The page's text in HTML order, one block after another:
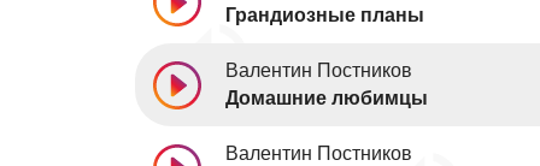
Грандиозные планы
Валентин Постников
Домашние любимцы
Валентин Постников